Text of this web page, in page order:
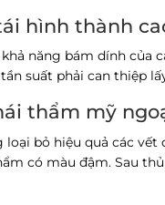
hình thành
năng bám dính của
suất phải can thiệp
thẩm mỹ
bỏ hiệu quả các
có màu đậm. Sau